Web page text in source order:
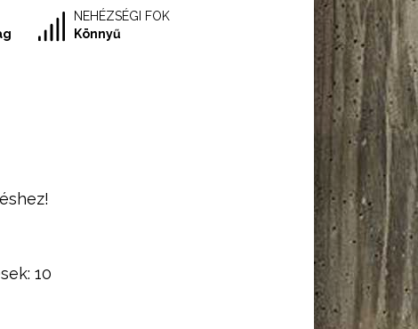
NEHÉZSÉGI FOK
Könnyű
10